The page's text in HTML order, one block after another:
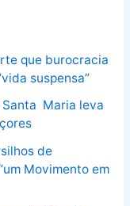
que burocracia
suspensa”
Santa Maria leva
de
Movimento em